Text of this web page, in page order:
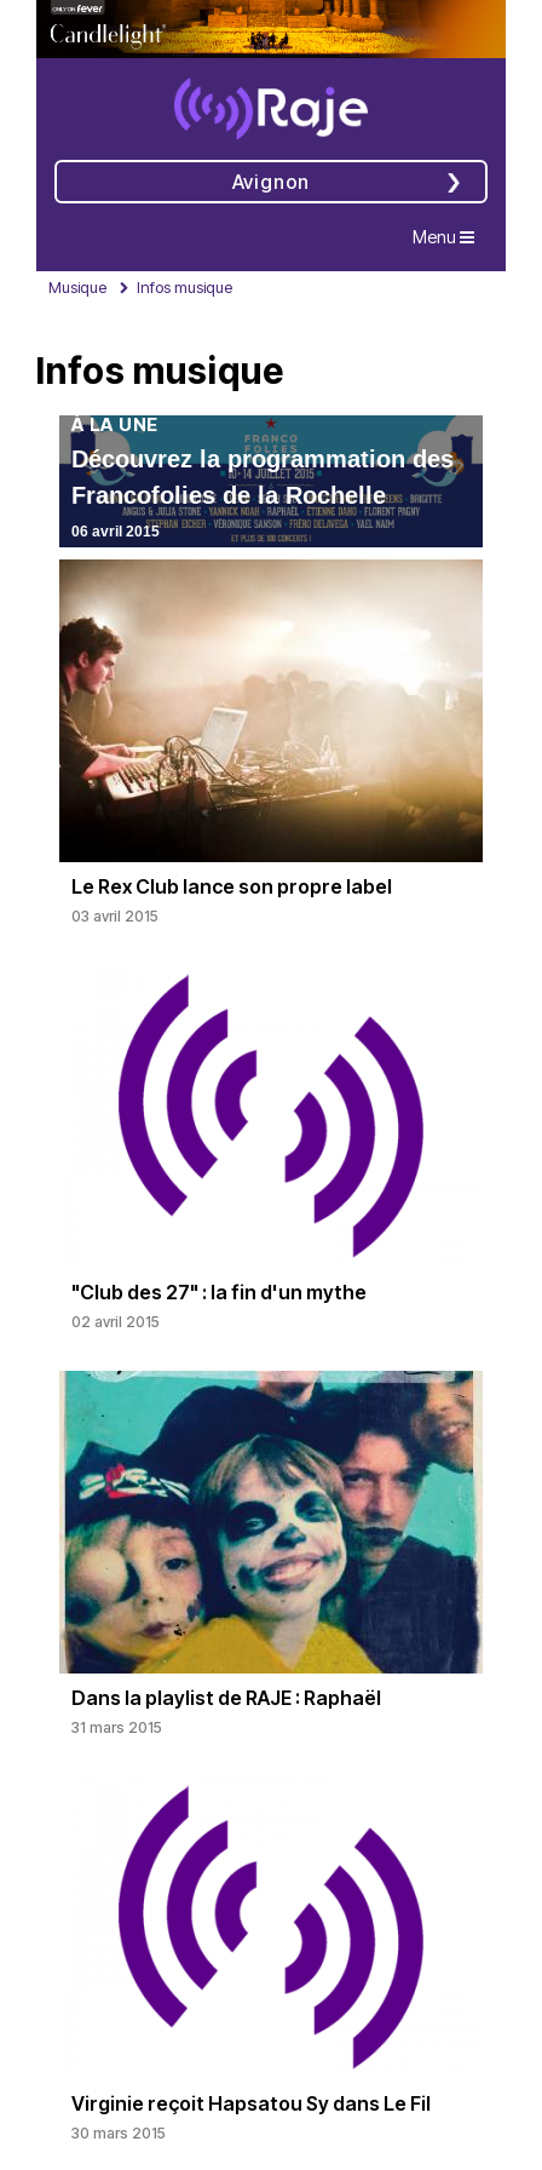
Avignon
Navigation
Menu
Musique Infos musique
Infos musique
À LA UNE
Découvrez la programmation des
Francofolies de la Rochelle
06 avril 2015
Le Rex Club lance son propre label
03 avril 2015
"Club des 27" : la fin d'un mythe
02 avril 2015
Dans la playlist de RAJE : Raphaël
31 mars 2015
Virginie reçoit Hapsatou Sy dans Le Fil
30 mars 2015